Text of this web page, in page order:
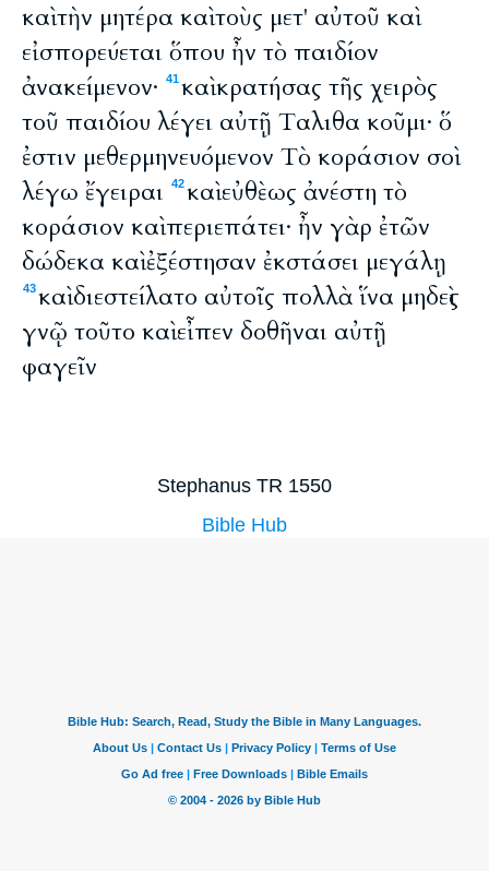
καὶ τὴν μητέρα καὶ τοὺς μετ' αὐτοῦ καὶ
εἰσπορεύεται ὅπου ἦν τὸ παιδίον
ἀνακείμενον·
41καὶ κρατήσας τῆς χειρὸς
τοῦ παιδίου λέγει αὐτῇ Ταλιθα κοῦμι· ὅ
ἐστιν μεθερμηνευόμενον Τὸ κοράσιον σοὶ
λέγω ἔγειραι 42καὶ εὐθὲως ἀνέστη τὸ
κοράσιον καὶ περιεπάτει· ἦν γὰρ ἐτῶν
δώδεκα καὶ ἐξέστησαν ἐκστάσει μεγάλῃ
43καὶ διεστείλατο αὐτοῖς πολλὰ ἵνα μηδεὶς
γνῷ τοῦτο καὶ εἶπεν δοθῆναι αὐτῇ
φαγεῖν
Stephanus TR 1550
Bible Hub